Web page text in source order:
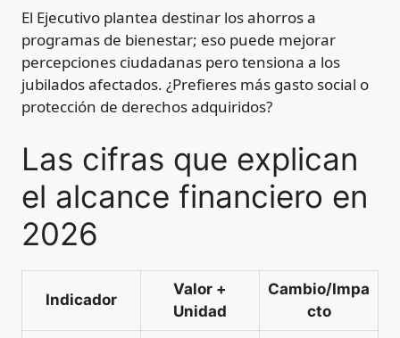
El Ejecutivo plantea destinar los ahorros a
programas de bienestar; eso puede mejorar
percepciones ciudadanas pero tensiona a los
jubilados afectados. ¿Prefieres más gasto social o
protección de derechos adquiridos?
Las cifras que explican
el alcance financiero en
2026
Indicador
Valor +
Unidad
Cambio/Impa
cto